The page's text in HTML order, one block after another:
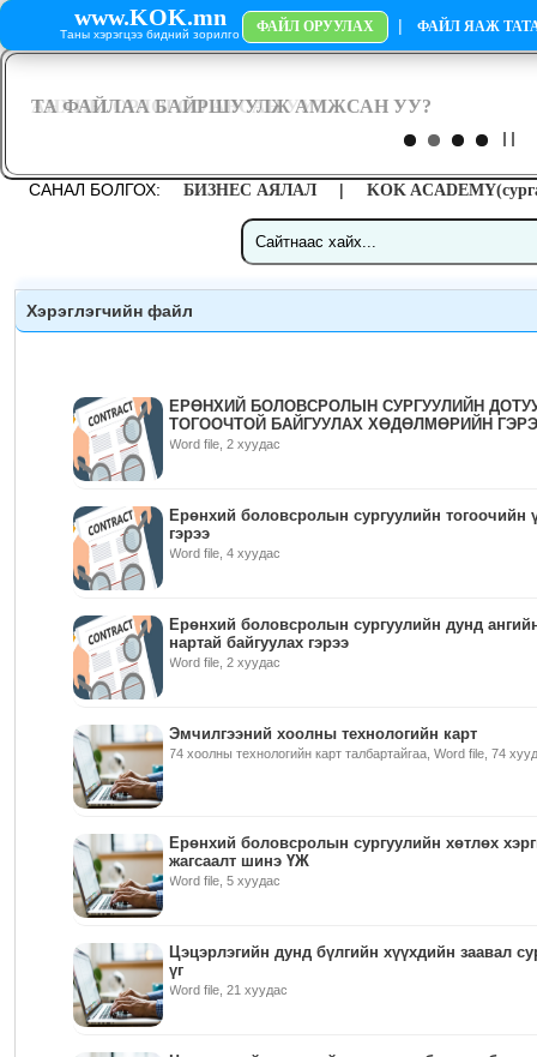
www.KOK.mn
Таны хэрэгцээ бидний зорилго ФАЙЛ ОРУУЛАХ | ФАЙЛ ЯАЖ
САНАЛ БОЛГОХ: БИЗНЕС АЯЛАЛ | KOK
Хэрэглэгчийн файл
ЕРӨНХИЙ БОЛОВСРОЛЫН СУРГУУЛИЙН
ТОГООЧТОЙ БАЙГУУЛАХ ХӨДӨЛМӨРИЙН
Word file, 2 хуудас
Ерөнхий боловсролын сургуулийн тогоочийн
гэрээ
Word file, 4 хуудас
Ерөнхий боловсролын сургуулийн дунд
нартай байгуулах гэрээ
Word file, 2 хуудас
Эмчилгээний хоолны технологийн карт
74 хоолны технологийн карт талбартайгаа, Word file, 74
Ерөнхий боловсролын сургуулийн хөтлөх
жагсаалт шинэ ҮЖ
Word file, 5 хуудас
Цэцэрлэгийн дунд бүлгийн хүүхдийн заавал
үг
Word file, 21 хуудас